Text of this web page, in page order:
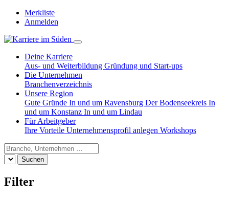
Merkliste
Anmelden
Deine Karriere
Aus- und Weiterbildung Gründung und Start-ups
Die Unternehmen
Branchenverzeichnis
Unsere Region
Gute Gründe In und um Ravensburg Der Bodenseekreis In
und um Konstanz In und um Lindau
Für Arbeitgeber
Ihre Vorteile Unternehmensprofil anlegen Workshops
Suchen
Filter